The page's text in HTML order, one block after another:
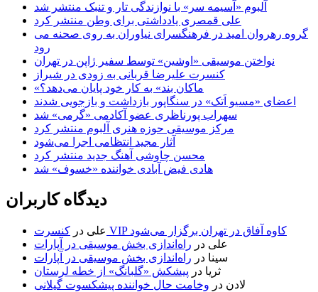
آلبوم «آسیمه سر» با نوازندگی تار و تنبک منتشر شد
علی قمصری یادداشتی برای وطن منتشر کرد
گروه رهروان امید در فرهنگسرای نیاوران به روی صحنه می
رود
نواختن موسیقی «اوشین» توسط سفیر ژاپن در تهران
کنسرت علیرضا قربانی به زودی در شیراز
«ماکان بند» به کار خود پایان می‌دهد؟
اعضای «مسیو اَتک» در سنگاپور بازداشت و بازجویی شدند
سهراب پورناظری عضو آکادمی «گرمی» شد
مرکز موسیقی حوزه هنری آلبوم منتشر کرد
آثار مجید انتظامی اجرا می‌شود
محسن چاوشی آهنگ جدید منتشر کرد
هادی فیض آبادی خواننده «خسوف» شد
دیدگاه کاربران
علی در
کنسرت VIP کاوه آفاق در تهران برگزار می‌شود
علی در راه‌اندازی بخش موسیقی در آپارات
سینا در راه‌اندازی بخش موسیقی در آپارات
ثریا در پیشکش «گلبانگ» از خطه لرستان
لادن در وخامت حال خواننده پیشکسوت گیلانی